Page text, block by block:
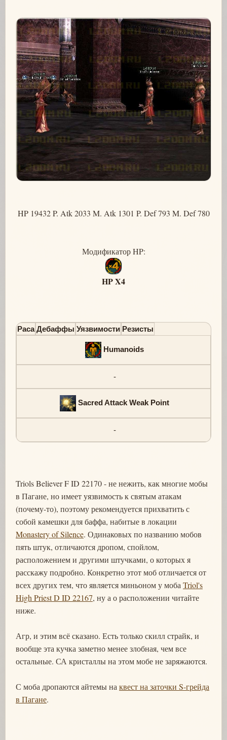
HP 19432 P. Atk 2033 M. Atk 1301 P. Def 793 M. Def 780
Модификатор HP:
HP X4
Раса Дебаффы Уязвимости Резисты
Humanoids
-
Sacred Attack Weak Point
-
Triols Believer F ID 22170 - не нежить, как многие мобы
в Пагане, но имеет уязвимость к святым атакам
(почему-то), поэтому рекомендуется прихватить с
собой камешки для баффа, набитые в локации
Monastery of Silence. Одинаковых по названию мобов
пять штук, отличаются дропом, спойлом,
расположением и другими штучками, о которых я
расскажу подробно. Конкретно этот моб отличается от
всех других тем, что является миньоном у моба Triol's
High Priest D ID 22167, ну а о расположении читайте
ниже.
Агр, и этим всё сказано. Есть только скилл страйк, и
вообще эта кучка заметно менее злобная, чем все
остальные. СА кристаллы на этом мобе не заряжаются.
С моба дропаются айтемы на квест на заточки S-грейда
в Пагане.